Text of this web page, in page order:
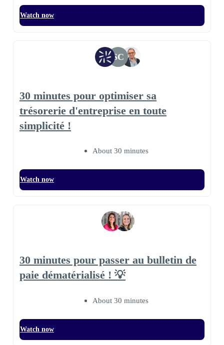
Watch now
SC
30 minutes pour optimiser sa
trésorerie d'entreprise en toute
simplicité !
About 30 minutes
Watch now
30 minutes pour passer au bulletin de
paie dématérialisé ! 💡
About 30 minutes
Watch now